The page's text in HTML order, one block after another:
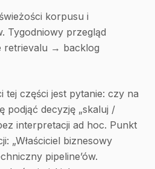
korpusu i
Tygodniowy przegląd
retrievalu → backlog
tej części jest pytanie: czy na
podjąć decyzję „skaluj /
interpretacji ad hoc. Punkt
„Właściciel biznesowy
pipeline’ów.